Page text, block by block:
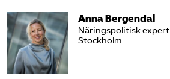
Anna Bergendal
Näringspolitisk expert
Stockholm